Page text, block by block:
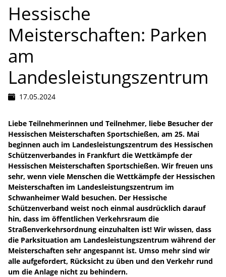
Hessische
Meisterschaften: Parken
am
Landesleistungszentrum
17.05.2024
Liebe Teilnehmerinnen und Teilnehmer, liebe Besucher der
Hessischen Meisterschaften Sportschießen, am 25. Mai
beginnen auch im Landesleistungszentrum des Hessischen
Schützenverbandes in Frankfurt die Wettkämpfe der
Hessischen Meisterschaften Sportschießen. Wir freuen uns
sehr, wenn viele Menschen die Wettkämpfe der Hessischen
Meisterschaften im Landesleistungszentrum im
Schwanheimer Wald besuchen. Der Hessische
Schützenverband weist noch einmal ausdrücklich darauf
hin, dass im öffentlichen Verkehrsraum die
Straßenverkehrsordnung einzuhalten ist! Wir wissen, dass
die Parksituation am Landesleistungszentrum während der
Meisterschaften sehr angespannt ist. Umso mehr sind wir
alle aufgefordert, Rücksicht zu üben und den Verkehr rund
um die Anlage nicht zu behindern.